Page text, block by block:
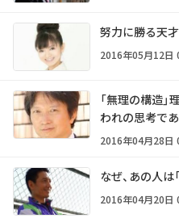
努力に勝る天
2016年05月12日
「無理の構造」
われの思考で
2016年04月28日
なぜ、あの人は
2016年04月20日